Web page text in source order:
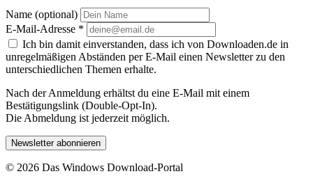
Name (optional)
E-Mail-Adresse *
Ich bin damit einverstanden, dass ich von Downloaden.de in
unregelmäßigen Abständen per E-Mail einen Newsletter zu den
unterschiedlichen Themen erhalte.
Nach der Anmeldung erhältst du eine E-Mail mit einem
Bestätigungslink (Double-Opt-In).
Die Abmeldung ist jederzeit möglich.
Newsletter abonnieren
© 2026 Das Windows Download-Portal